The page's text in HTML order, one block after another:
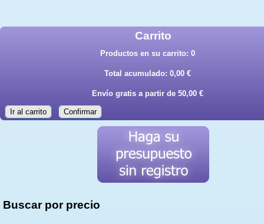
Carrito
Productos en su carrito: 0
Total acumulado: 0,00 €
Envío gratis a partir de 50,00 €
Ir al carrito Confirmar
Buscar por precio